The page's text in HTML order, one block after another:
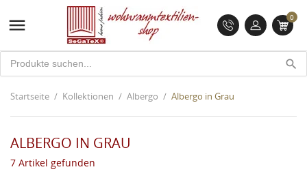
 0
search
Startseite Kollektionen Albergo Albergo in Grau
ALBERGO IN GRAU
7 Artikel gefunden